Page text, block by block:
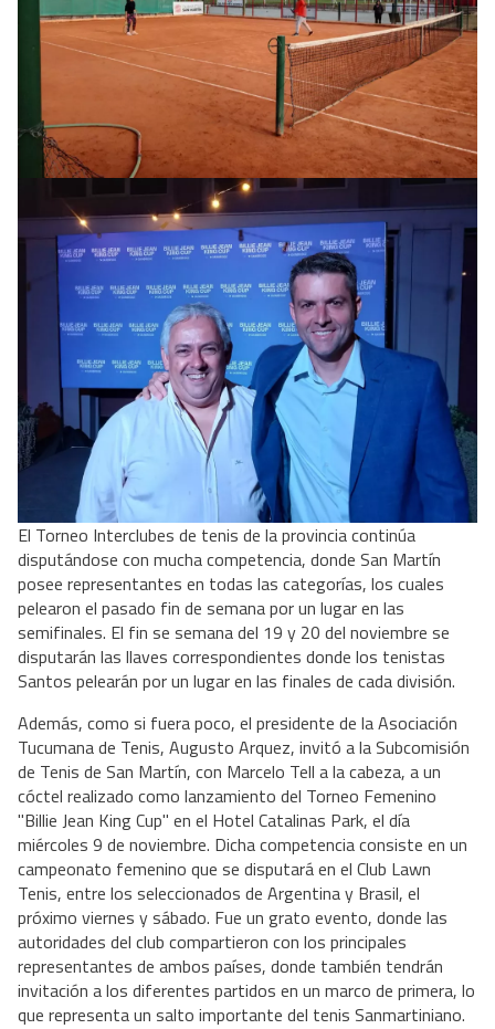
El Torneo Interclubes de tenis de la provincia continúa
disputándose con mucha competencia, donde San Martín
posee representantes en todas las categorías, los cuales
pelearon el pasado fin de semana por un lugar en las
semifinales. El fin se semana del 19 y 20 del noviembre se
disputarán las llaves correspondientes donde los tenistas
Santos pelearán por un lugar en las finales de cada división.
Además, como si fuera poco, el presidente de la Asociación
Tucumana de Tenis, Augusto Arquez, invitó a la Subcomisión
de Tenis de San Martín, con Marcelo Tell a la cabeza, a un
cóctel realizado como lanzamiento del Torneo Femenino
"Billie Jean King Cup" en el Hotel Catalinas Park, el día
miércoles 9 de noviembre. Dicha competencia consiste en un
campeonato femenino que se disputará en el Club Lawn
Tenis, entre los seleccionados de Argentina y Brasil, el
próximo viernes y sábado. Fue un grato evento, donde las
autoridades del club compartieron con los principales
representantes de ambos países, donde también tendrán
invitación a los diferentes partidos en un marco de primera, lo
que representa un salto importante del tenis Sanmartiniano.